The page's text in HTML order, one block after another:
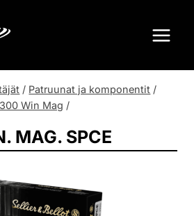
/ Patruunat ja komponentit /
Win Mag /
MAG. SPCE